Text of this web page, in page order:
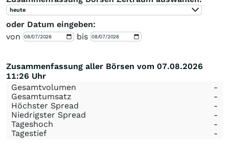
heute
oder Datum eingeben:
von
bis
Zusammenfassung aller Börsen vom 07.08.2026
11:26 Uhr
Gesamtvolumen
-
Gesamtumsatz
-
Höchster Spread
-
Niedrigster Spread
-
Tageshoch
-
Tagestief
-